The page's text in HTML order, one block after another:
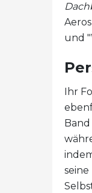
und
Ihr